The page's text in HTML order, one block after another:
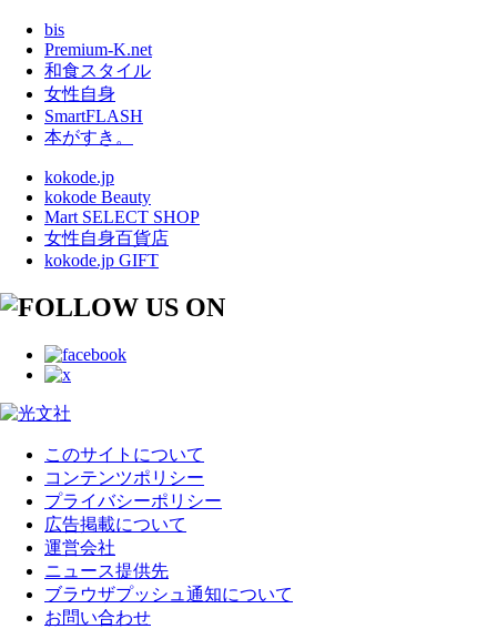
bis
Premium-K.net
和食スタイル
女性自身
SmartFLASH
本がすき。
kokode.jp
kokode Beauty
Mart SELECT SHOP
女性自身百貨店
kokode.jp GIFT
このサイトについて
コンテンツポリシー
プライバシーポリシー
広告掲載について
運営会社
ニュース提供先
ブラウザプッシュ通知について
お問い合わせ